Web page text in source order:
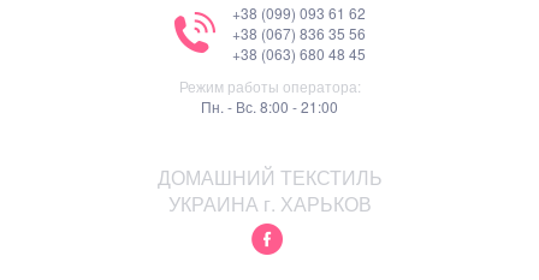
+38 (099) 093 61 62
+38 (067) 836 35 56
+38 (063) 680 48 45
Режим работы оператора:
Пн. - Вс. 8:00 - 21:00
ДОМАШНИЙ ТЕКСТИЛЬ
УКРАИНА г. ХАРЬКОВ